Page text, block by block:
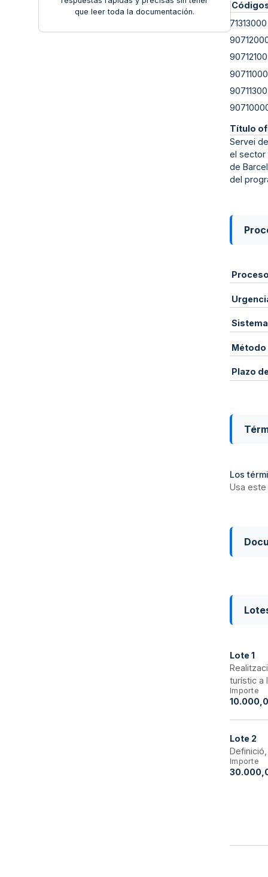
que leer toda la documentación.
71313000
90712100
90711000
90711300
Título
Servei
el sector
de
del
Proceso
Método
Plazo
Los
Usa este
Lote1
turístic a
Importe
Lote 2
Importe